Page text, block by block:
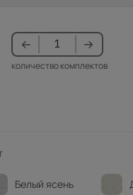
количество комплектов
Белый ясень